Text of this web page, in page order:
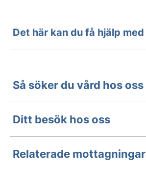
Det här kan du få hjälp med
Så söker du vård hos oss
Ditt besök hos oss
Relaterade mottagningar